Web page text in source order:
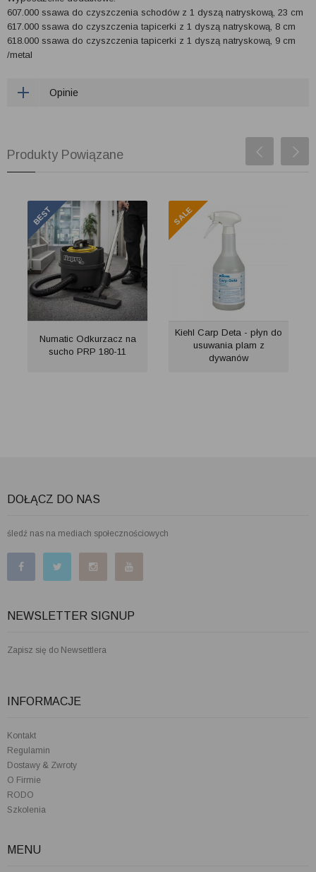
607.000 ssawa do czyszczenia schodów z 1 dyszą natryskową, 23 cm
617.000 ssawa do czyszczenia tapicerki z 1 dyszą natryskową, 8 cm
618.000 ssawa do czyszczenia tapicerki z 1 dyszą natryskową, 9 cm
/metal
Opinie
Produkty Powiązane
Numatic Odkurzacz na
sucho PRP 180-11
Kiehl Carp Deta - płyn do
usuwania plam z
dywanów
DOŁĄCZ DO NAS
śledź nas na mediach społecznościowych
NEWSLETTER SIGNUP
Zapisz się do Newsettlera
INFORMACJE
Kontakt
Regulamin
Dostawy & Zwroty
O Firmie
RODO
Szkolenia
MENU